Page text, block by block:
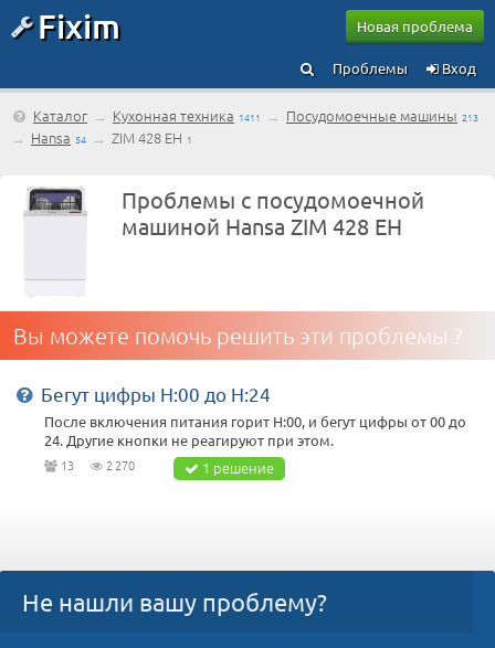
Fixim Новая проблема
Вход
Проблемы
Каталог → Кухонная техника 1411 → Посудомоечные машины 213
→ Hansa 54 → ZIM 428 EH 1
Проблемы с посудомоечной
машиной Hansa ZIM 428 EH
Вы можете помочь решить эти проблемы ?
Бегут цифры H:00 до Н:24
После включения питания горит H:00, и бегут цифры от 00 до
24. Другие кнопки не реагируют при этом.
13 2 270 1 решение
Не нашли вашу проблему?